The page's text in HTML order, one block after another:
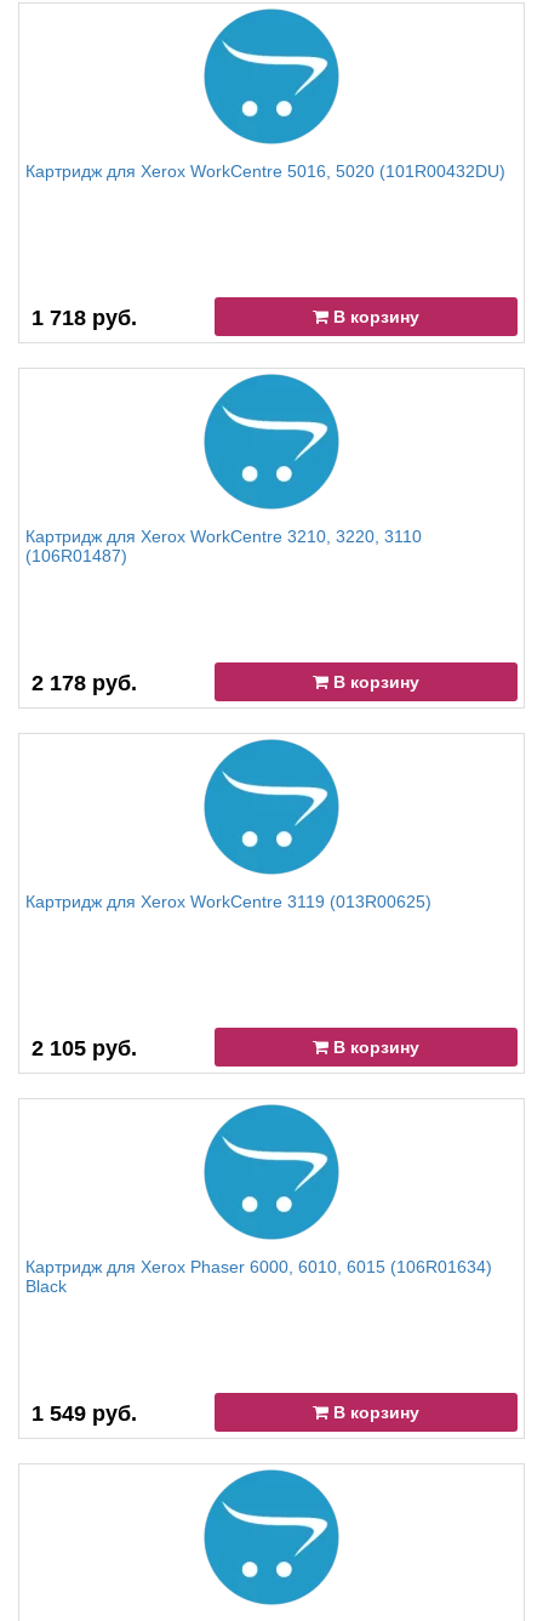
Картридж для Xerox WorkCentre 5016, 5020 (101R00432DU)
1 718 руб. В корзину
Картридж для Xerox WorkCentre 3210, 3220, 3110
(106R01487)
2 178 руб. В корзину
Картридж для Xerox WorkCentre 3119 (013R00625)
2 105 руб. В корзину
Картридж для Xerox Phaser 6000, 6010, 6015 (106R01634)
Black
1 549 руб. В корзину